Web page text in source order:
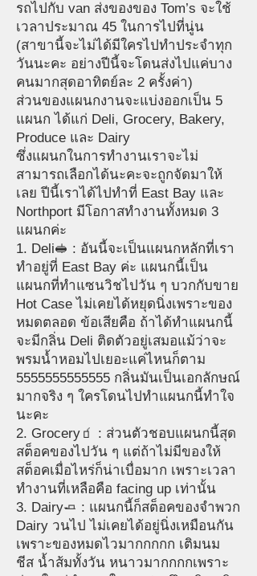
รถไปกับ van ส่งของของ Tom’s จะใช้
เวลาประมาณ 45 ในการไปที่นู่น
(สาขานี้จะไม่ได้มีใครไปทำประจำทุก
วันนะคะ อย่างปีนี้จะโดนส่งไปแค่บาง
คนมากสุดอาทิตย์ละ 2 ครั้งค่า)
ส่วนของแผนกงานจะแบ่งออกเป็น 5
แผนก ได้แก่ Deli, Grocery, Bakery,
Produce และ Dairy
ซึ่งแผนกในการทำงานเราจะไม่
สามารถเลือกได้นะคะจะถูกจัดมาให้
เลย ปีนี้เราได้ไปทำที่ East Bay และ
Northport มีโอกาสทำงานทั้งหมด 3
แผนกค่ะ
1. Deli🥪 : อันนี้จะเป็นแผนกหลักที่เรา
ทำอยู่ที่ East Bay ค่ะ แผนกนี้เป็น
แผนกที่ทำแซนวิชไปวัน ๆ บวกกับขาย
Hot Case ไม่เคยได้หยุดนิ่งเพราะของ
หมดตลอด ข้อเสียคือ ถ้าได้ทำแผนกนี้
จะมีกลิ่น Deli ติดตัวอยู่เสมอแม้ว่าจะ
พรมน้ำหอมไปเยอะแค่ไหนก็ตาม
5555555555555 กลิ่นมันเป็นเอกลักษณ์
มากจริง ๆ ใครโดนไปทำแผนกนี้ทำใจ
นะคะ
2. Grocery🧃 : ส่วนตัวชอบแผนกนี้สุด
สต็อคของไปวัน ๆ แต่ถ้าไม่มีของให้
สต็อคเมื่อไหร่ก็น่าเบื่อมาก เพราะเวลา
ทำงานที่เหลือคือ facing up เท่านั้น
3. Dairy🧈 : แผนกนี้ก็สต็อคของจำพวก
Dairy วนไป ไม่เคยได้อยู่นิ่งเหมือนกัน
เพราะของหมดไวมากกกกก เติมนม
ชีส น้ำส้มทั้งวัน หนาวมากกกกเพราะ